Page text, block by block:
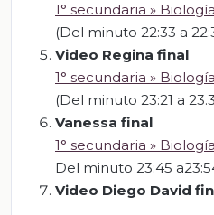
1° secundaria »
(Del minuto 22:33 a
Video Regina final
1° secundaria »
(Del minuto 23:21 a
Vanessa final
1° secundaria »
Del minuto 23:45
Video Diego David